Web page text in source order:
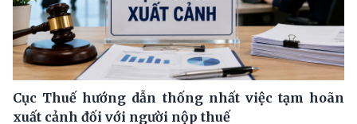
Cục Thuế hướng dẫn thống nhất việc tạm hoãn
xuất cảnh đối với người nộp thuế